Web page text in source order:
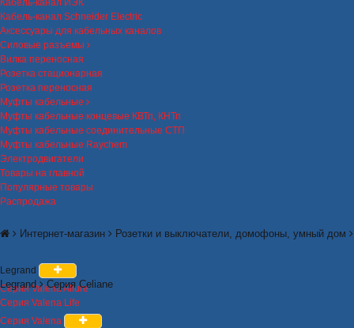
Кабель-канал ИЭК
Кабель-канал Schneider Electric
Аксессуары для кабельных каналов
Силовые разъемы
Вилка переносная
Розетка стационарная
Розетка переносная
Муфты кабельные
Муфты кабельные концевые КВТп, КНТп
Муфты кабельные соединительные СТП
Муфты кабельные Raychem
Электродвигатели
Товары на главной
Популярные товары
Распродажа
Интернет-магазин Розетки и выключатели, домофоны, умный дом
Legrand Серия Celiane
Legrand
Серия Valena Allure
Серия Valena Life
Серия Valena